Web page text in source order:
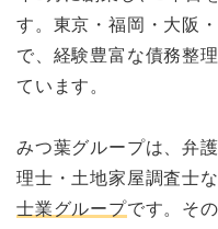
す。東京・福岡・大阪
で、経験豊富な債務整
ています。
みつ葉グループは、弁
理士・土地家屋調査士
士業グループです。そ